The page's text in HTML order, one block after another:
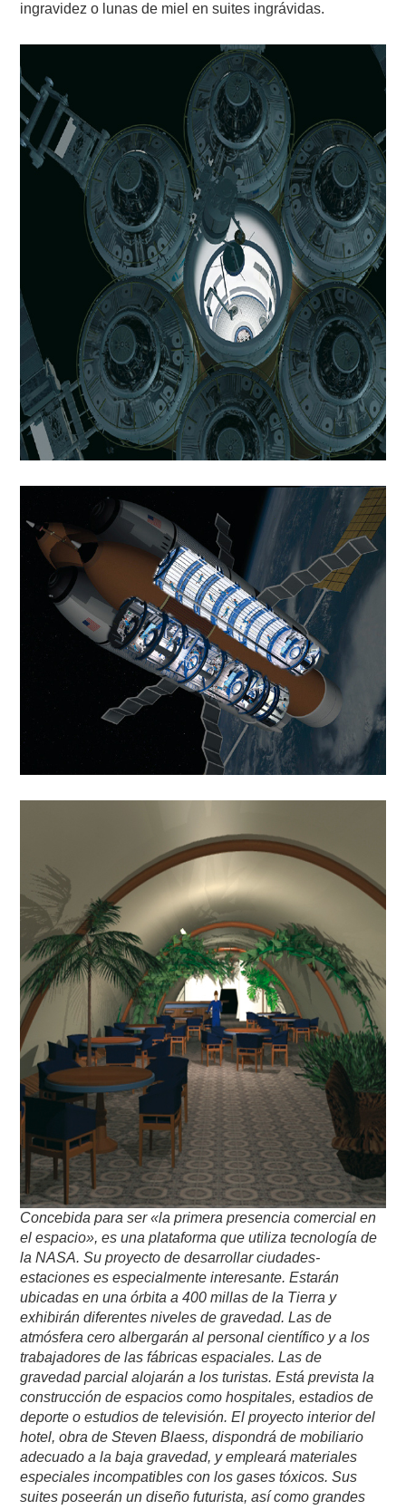
ingravidez o lunas de miel en suites ingrávidas.
Concebida para ser «la primera presencia comercial en
el espacio», es una plataforma que utiliza tecnología de
la NASA. Su proyecto de desarrollar ciudades-
estaciones es especialmente interesante. Estarán
ubicadas en una órbita a 400 millas de la Tierra y
exhibirán diferentes niveles de gravedad. Las de
atmósfera cero albergarán al personal científico y a los
trabajadores de las fábricas espaciales. Las de
gravedad parcial alojarán a los turistas. Está prevista la
construcción de espacios como hospitales, estadios de
deporte o estudios de televisión. El proyecto interior del
hotel, obra de Steven Blaess, dispondrá de mobiliario
adecuado a la baja gravedad, y empleará materiales
especiales incompatibles con los gases tóxicos. Sus
suites poseerán un diseño futurista, así como grandes